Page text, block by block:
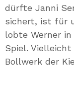
dürfte Janni
sichert, ist für
lobte Werner in
Spiel.
Bollwerk der